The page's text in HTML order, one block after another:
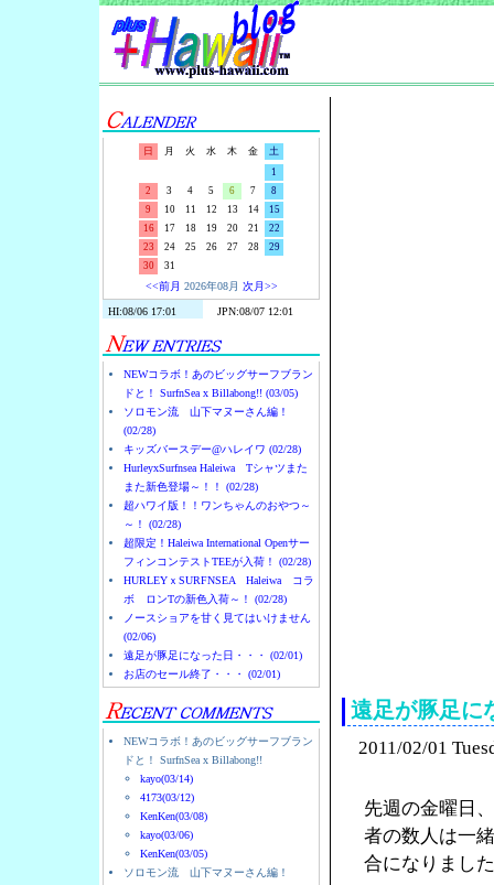
日 月 火 水 木 金
土
1
2
3 4 5 6 7
8
9
10 11 12 13 14
15
16
17 18 19 20 21
22
23
24 25 26 27 28
29
30
31
<<前月 2026年08月 次月>>
NEWコラボ！あのビッグサーフブラン
ドと！ SurfnSea x Billabong!! (03/05)
ソロモン流 山下マヌーさん編！
(02/28)
キッズバースデー@ハレイワ (02/28)
HurleyxSurfnsea Haleiwa Tシャツまた
また新色登場～！！ (02/28)
超ハワイ版！！ワンちゃんのおやつ～
～！ (02/28)
超限定！Haleiwa International Openサー
フィンコンテストTEEが入荷！ (02/28)
HURLEYｘSURFNSEA Haleiwa コラ
ボ ロンTの新色入荷～！ (02/28)
ノースショアを甘く見てはいけません
(02/06)
遠足が豚足になった日・・・ (02/01)
お店のセール終了・・・ (02/01)
NEWコラボ！あのビッグサーフブラン
ドと！ SurfnSea x Billabong!!
kayo(03/14)
4173(03/12)
KenKen(03/08)
kayo(03/06)
KenKen(03/05)
ソロモン流 山下マヌーさん編！
遠足が豚足に
2011/02/01
先週の金曜日
者の数人は一
合になりまし